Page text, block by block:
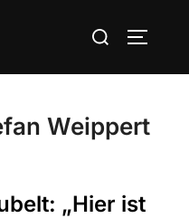
Suchen
Weippert
„Hier ist